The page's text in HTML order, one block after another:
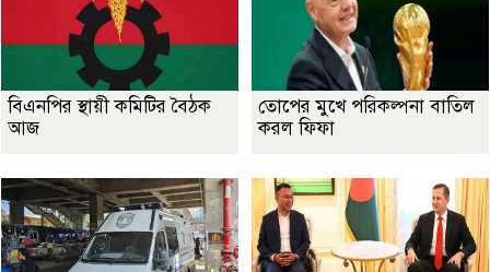
বিএনপির স্থায়ী কমিটির বৈঠক
আজ
তোপের মুখে পরিকল্পনা বাতিল
করল ফিফা